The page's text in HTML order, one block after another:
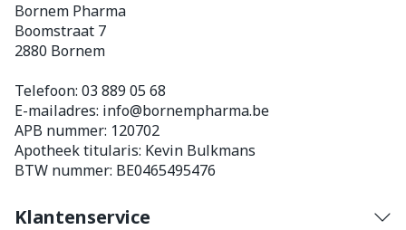
Bornem Pharma
Boomstraat 7
2880 Bornem
Telefoon: 03 889 05 68
E-mailadres: info@bornempharma.be
APB nummer: 120702
Apotheek titularis: Kevin Bulkmans
BTW nummer: BE0465495476
Klantenservice